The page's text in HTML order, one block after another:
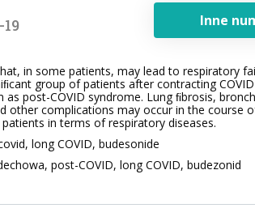
Inne
in some patients, may lead to respiratory
group of patients after contracting
post-COVID syndrome. Lung ﬁbrosis,
other complications may occur in the course
in terms of respiratory diseases.
long COVID, budesonide
post-COVID, long COVID, budezonid